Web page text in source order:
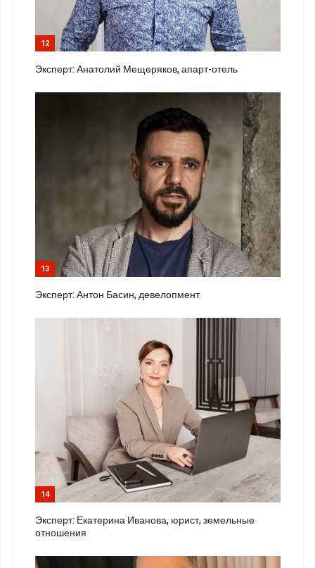
12
Эксперт: Анатолий Мещеряков, апарт-отель
13
Эксперт: Антон Басин, девелопмент
14
Эксперт: Екатерина Иванова, юрист, земельные
отношения